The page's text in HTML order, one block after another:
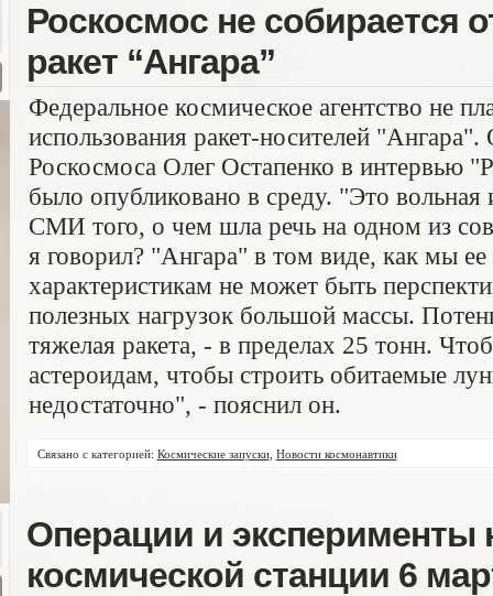
Роскосмос не собирается
ракет “Ангара”
Федеральное космическое агентство не
использования ракет-носителей
Роскосмоса Олег Остапенко в интервью
было опубликовано в среду. "Это вольная
СМИ того, о чем шла речь на одном из
я говорил? "Ангара" в том виде, как мы
характеристикам не может быть
полезных нагрузок большой массы.
тяжелая ракета, - в пределах 25 тонн.
астероидам, чтобы строить обитаемые
недостаточно", - пояснил он.
Связано с категорией: Космические запуски, Новости космонавтики
Операции и эксперименты
космической станции 6